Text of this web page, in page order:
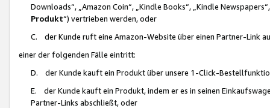
Downloads“, „Amazon Coin“, „Kindle Books“, „Kindle
Produkt“) vertrieben werden, oder
C. der Kunde ruft eine Amazon-Website über einen Partner-Link
einer der folgenden Fälle eintritt:
D. der Kunde kauft ein Produkt über unsere 1-Click-
E. der Kunde kauft ein Produkt, indem er es in seinen
Partner-Links abschließt, oder